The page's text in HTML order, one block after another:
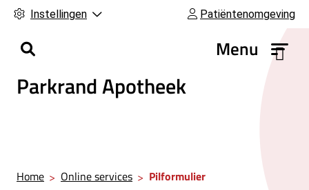
Instellingen Patiëntenomgeving
Parkrand Apotheek
o
f
n
Menu
Home Online services Pilformulier